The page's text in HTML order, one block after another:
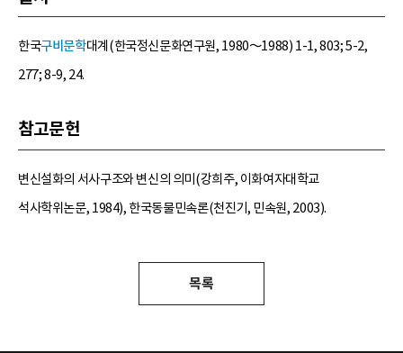
한국구비문학대계(한국정신문화연구원, 1980～1988) 1-1, 803; 5-2,
277; 8-9, 24.
참고문헌
변신설화의 서사구조와 변신의 의미(강희주, 이화여자대학교
석사학위논문, 1984), 한국동물민속론(천진기, 민속원, 2003).
목록